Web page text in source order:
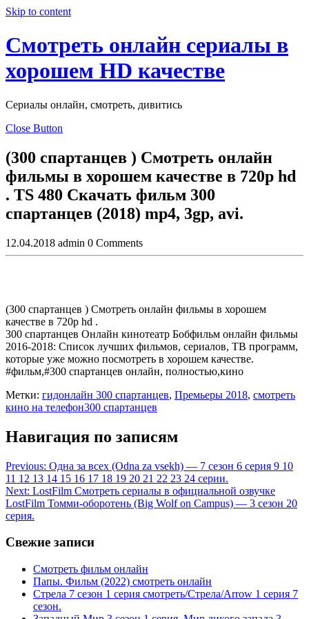
Skip to content
Смотреть онлайн сериалы в
хорошем HD качестве
Сериалы онлайн, смотреть, дивитись
Close Button
(300 спартанцев ) Смотреть онлайн
фильмы в хорошем качестве в 720p hd
. TS 480 Скaчaть фильм 300
спартанцев (2018) mp4, 3gp, avi.
12.04.2018 admin 0 Comments
(300 спартанцев ) Смотреть онлайн фильмы в хорошем
качестве в 720p hd .
300 спартанцев Онлайн кинотеатр Бобфильм онлайн фильмы
2016-2018: Список лучших фильмов, сериалов, ТВ программ,
которые уже можно посмотреть в хорошем качестве.
#фильм,#300 спартанцев онлайн, полностью,кино
Метки: гидонлайн 300 спартанцев, Премьеры 2018, смотреть
кино на телефон300 спартанцев
Навигация по записям
Previous: Одна за всех (Odna za vsekh) — 7 сезон 6 серия 9 10
11 12 13 14 15 16 17 18 19 20 21 22 23 24 серии.
Next: LostFilm Смотреть сериалы в официальной озвучке
LostFilm Томми-оборотень (Big Wolf on Campus) — 3 сезон 20
серия.
Свежие записи
Смотреть фильм онлайн
Папы. Фильм (2022) смотреть онлайн
Стрела 7 сезон 1 серия смотреть/Стрела/Arrow 1 серия 7
сезон.